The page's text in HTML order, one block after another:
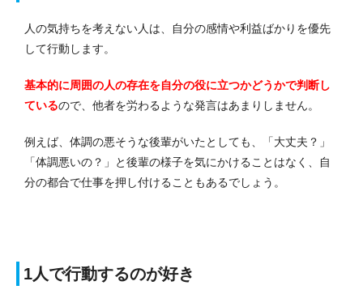
人の気持ちを考えない人は、自分の感情や利益ばかりを優先
して行動します。
基本的に周囲の人の存在を自分の役に立つかどうかで判断し
ているので、他者を労わるような発言はあまりしません。
例えば、体調の悪そうな後輩がいたとしても、「大丈夫？」
「体調悪いの？」と後輩の様子を気にかけることはなく、自
分の都合で仕事を押し付けることもあるでしょう。
1人で行動するのが好き